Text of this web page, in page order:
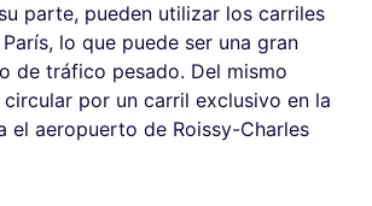
parte, pueden utilizar los carriles
lo que puede ser una gran
de tráfico pesado. Del mismo
por un carril exclusivo en la
el aeropuerto de Roissy-Charles